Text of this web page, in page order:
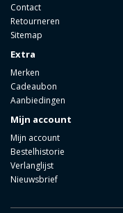
Contact
Retourneren
Sitemap
Extra
Merken
Cadeaubon
Aanbiedingen
Mijn account
Mijn account
Bestelhistorie
Verlanglijst
Nieuwsbrief